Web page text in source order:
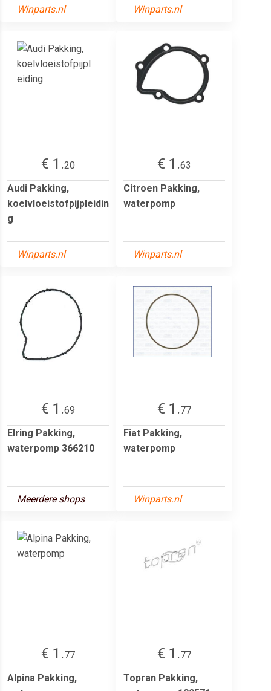
Winparts.nl Winparts.nl
€ 1.20
Audi Pakking,
koelvloeistofpijpleidin
g
Winparts.nl
€ 1.63
Citroen Pakking,
waterpomp
Winparts.nl
€ 1.69
Elring Pakking,
waterpomp 366210
Meerdere shops
€ 1.77
Fiat Pakking,
waterpomp
Winparts.nl
€ 1.77
Alpina Pakking,
€ 1.77
Topran Pakking,